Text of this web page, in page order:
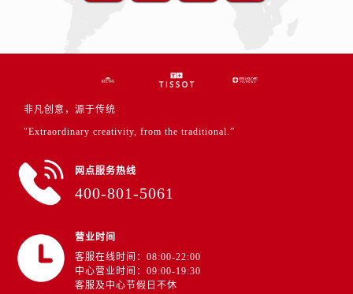
非凡创意，源于传统
"Extraordinary creativity, from the traditional.”
网点服务热线
400-801-5061
营业时间
客服在线时间：08:00-22:00
中心营业时间：09:00-19:30
客服及中心节假日不休